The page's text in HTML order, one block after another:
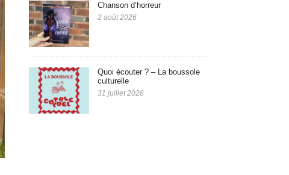
Chanson d’horreur
2 août 2026
Quoi écouter ? – La boussole
culturelle
31 juillet 2026